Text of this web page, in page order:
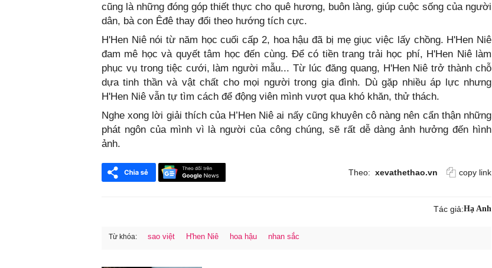
cũng là những đóng góp thiết thực cho quê hương, buôn làng, giúp cuộc sống của người
dân, bà con Êđê thay đổi theo hướng tích cực.
H'Hen Niê nói từ năm học cuối cấp 2, hoa hậu đã bị mẹ giục việc lấy chồng. H'Hen Niê
đam mê học và quyết tâm học đến cùng. Để có tiền trang trải học phí, H'Hen Niê làm
phục vụ trong tiệc cưới, làm người mẫu... Từ lúc đăng quang, H'Hen Niê trở thành chỗ
dựa tinh thần và vật chất cho mọi người trong gia đình. Dù gặp nhiều áp lực nhưng
H'Hen Niê vẫn tự tìm cách để động viên mình vượt qua khó khăn, thử thách.
Nghe xong lời giải thích của H’Hen Niê ai nấy cũng khuyên cô nàng nên cẩn thận những
phát ngôn của mình vì là người của công chúng, sẽ rất dễ dàng ảnh hưởng đến hình
ảnh.
Theo: xevathethao.vn copy link
Tác giả:Hạ Anh
Từ khóa: sao việt H'hen Niê hoa hậu nhan sắc